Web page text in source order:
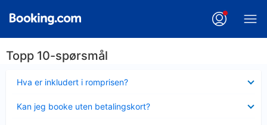
Topp 10-spørsmål
Hva er inkludert i romprisen?
mindre
Kan jeg booke uten betalingskort?
mindre